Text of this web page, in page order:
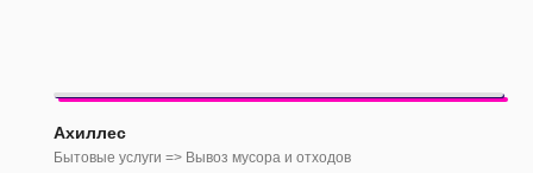
Ахиллес
Бытовые услуги => Вывоз мусора и отходов